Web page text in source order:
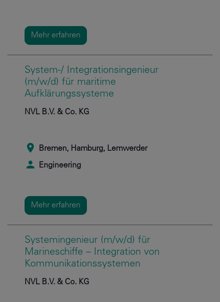
Mehr erfahren
System-/ Integrationsingenieur
(m/w/d) für maritime
Aufklärungssysteme
NVL B.V. & Co. KG
Bremen, Hamburg, Lemwerder
Engineering
Mehr erfahren
Systemingenieur (m/w/d) für
Marineschiffe – Integration von
Kommunikationssystemen
NVL B.V. & Co. KG